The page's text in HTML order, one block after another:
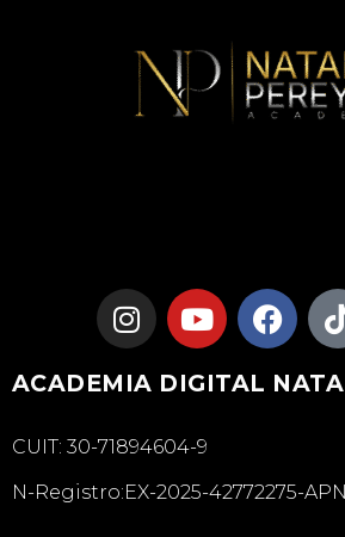
ACADEMIA DIGITAL
CUIT: 30-71894604-9
N-Registro:EX-2025-42772275-